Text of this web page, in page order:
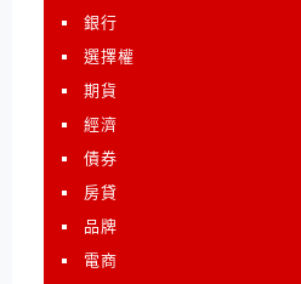
銀行
選擇權
期貨
經濟
債券
房貸
品牌
電商